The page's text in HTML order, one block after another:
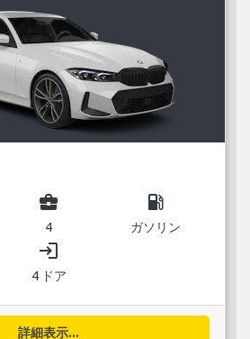
business_center
4
local_gas_station
ガソリン
login
4 ドア
詳細表示...